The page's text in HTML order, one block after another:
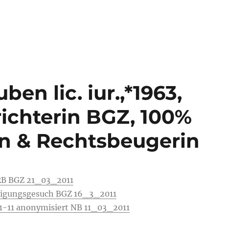
lic. iur.,*1963,
BGZ, 100%
& Rechtsbeugerin
BGZ 21_03_2011
BGZ 16_3_2011
11 anonymisiert NB 11_03_2011